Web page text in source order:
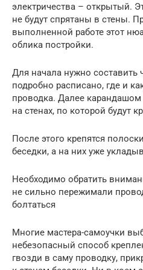
электричества – открытый.
не будут спрятаны в стены.
выполненной работе этот
облика постройки.
Для начала нужно составить
подробно расписано, где и
проводка. Далее карандашом
на стенах, по которой будут
После этого крепятся
беседки, а на них уже
Необходимо обратить
не сильно пережимали
болтаться
Многие мастера-самоучки
небезопасный способ
гвозди в саму проводку,